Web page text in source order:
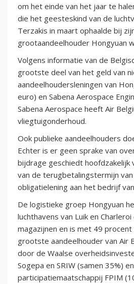
om het einde van het jaar te
die het geesteskind van de
Terzakis in maart ophaalde bij
grootaandeelhouder Hongyuan
Volgens informatie van de
grootste deel van het geld van
aandeelhoudersleningen van
euro) en Sabena Aerospace
Sabena Aerospace heeft Air
vliegtuigonderhoud.
Ook publieke aandeelhouders
Echter is er geen sprake van
bijdrage geschiedt hoofdzakelijk
van de terugbetalingstermijn
obligatielening aan het bedrijf
De logistieke groep Hongyuan
luchthavens van Luik en Charleroi
magazijnen en is met 49 procent
grootste aandeelhouder van Air
door de Waalse
Sogepa en SRIW (samen 35%)
participatiemaatschappij FPIM